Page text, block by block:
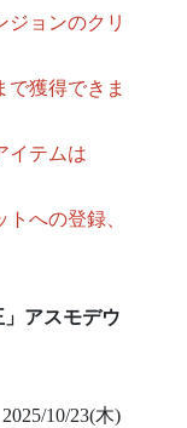
ョンのクリ
獲得できま
イテムは
への登録、
アスモデウ
10/23(木)